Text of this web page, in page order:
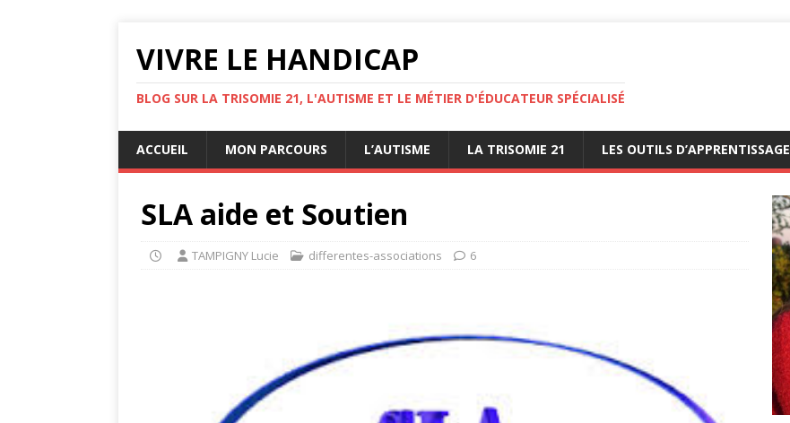
VIVRE LE HANDICAP
BLOG SUR LA TRISOMIE 21, L'AUTISME ET LE MÉTIER D'ÉDUCATEUR SPÉCIALISÉ
ACCUEIL MON PARCOURS L’AUTISME LA TRISOMIE 21 LES OUTILS D’APPRENTISSAGE
SLA aide et Soutien
TAMPIGNY Lucie differentes-associations 6